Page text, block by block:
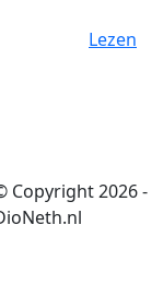
Lezen
Copyright 2026 -